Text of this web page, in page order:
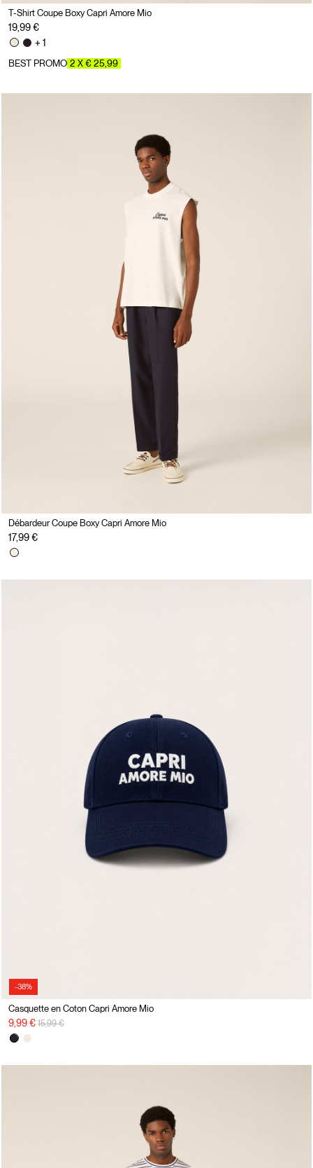
T-Shirt Coupe Boxy Capri Amore Mio
19,99 €
+ 1
BEST PROMO 2 X € 25,99
Débardeur Coupe Boxy Capri Amore Mio
17,99 €
-38%
Casquette en Coton Capri Amore Mio
9,99 € Prix réduit de
15,99 €à